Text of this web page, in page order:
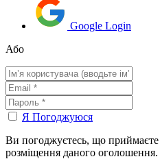
Google Login
Або
Я Погоджуюся
Ви погоджуєтесь, що
розміщення даного оголошення.